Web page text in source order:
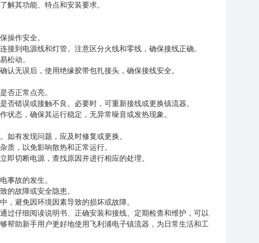
其功能、特点和安装要求。
操作安全。
到电源线和灯管。注意区分火线和零线，确保接线正确。
松动。
无误后，使用绝缘胶带包扎接头，确保接线安全。
正常点亮。
错误或接触不良。必要时，可重新接线或更换镇流器。
态，确保其运行稳定，无异常噪音或发热现象。
有发现问题，应及时修复或更换。
，以免影响散热和正常运行。
切断电源，查找原因并进行相应的处理。
故的发生。
故障或安全隐患。
避免因环境因素导致的损坏或故障。
过仔细阅读说明书、正确安装和接线、定期检查和维护，可以
帮助新手用户更好地使用飞利浦电子镇流器，为日常生活和工